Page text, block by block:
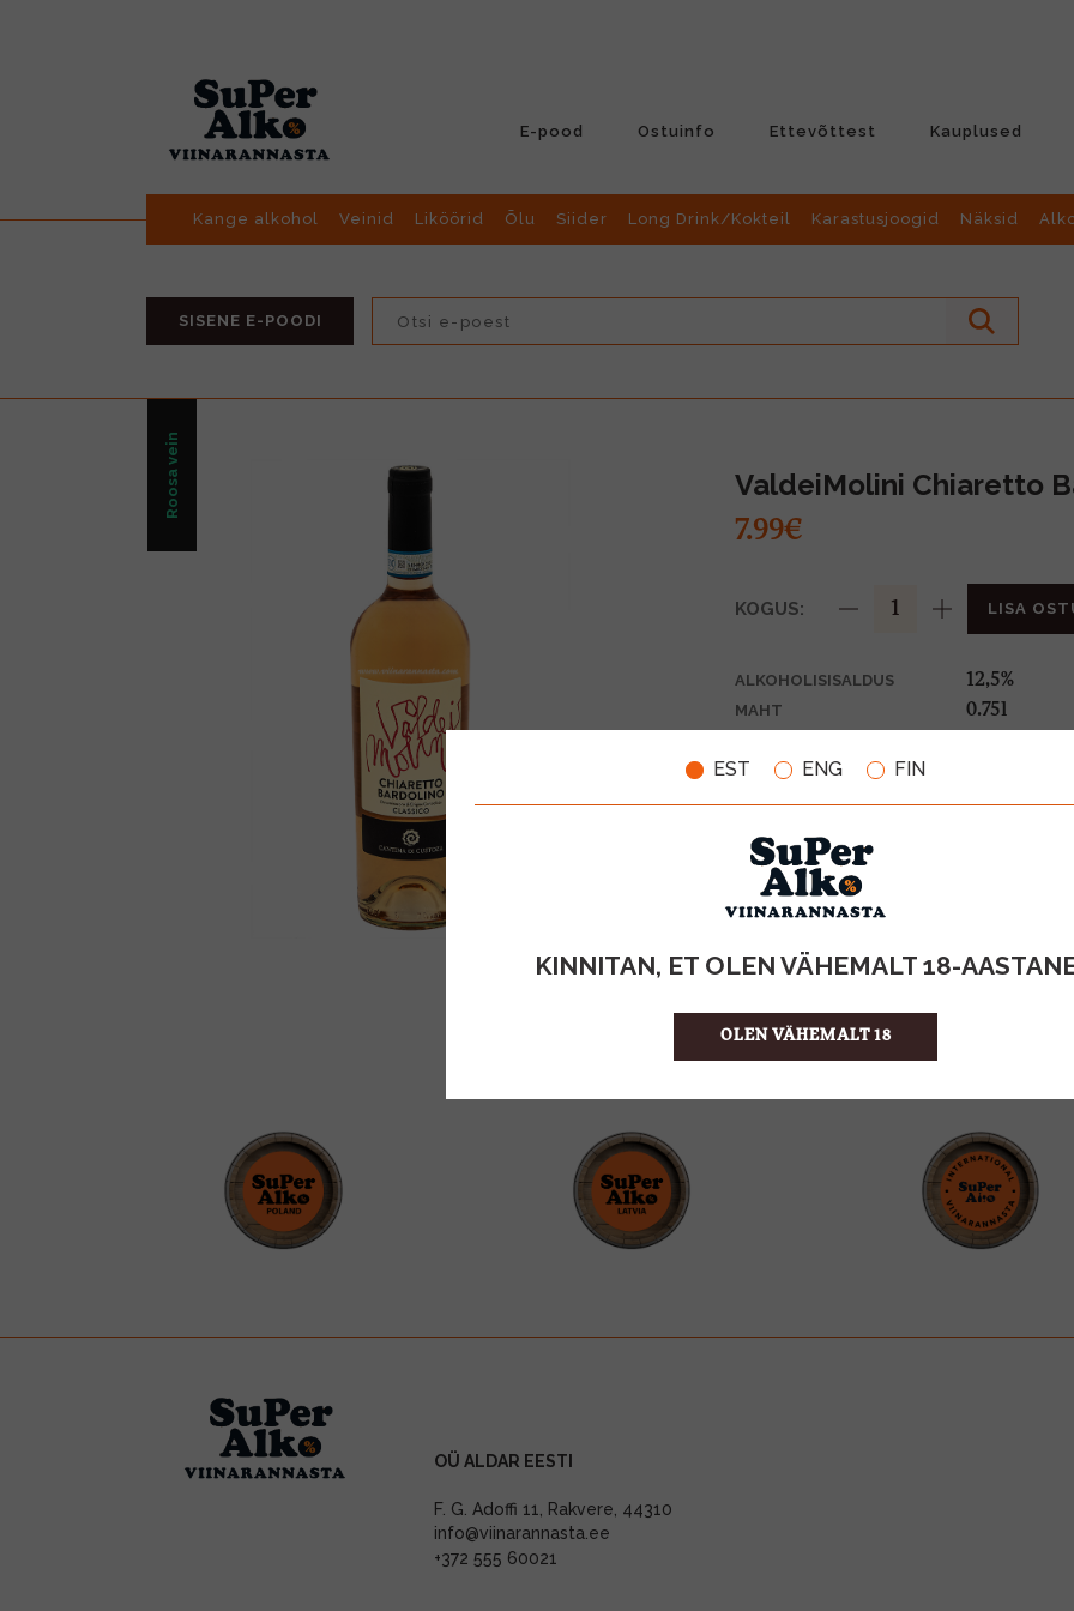
EST ENG FIN
KINNITAN, ET OLEN VÄHEMALT 18-
OLEN VÄHEMALT 18
E-pood Ostuinfo Ettevõttest Kauplused
Kange alkohol Veinid Liköörid Õlu Siider Long Drink/Kokteil Karastusjoogid Näksid
SISENE E-POODI
Roosa vein ValdeiMolini Chiaretto
7.99€
KOGUS: LISA
ALKOHOLISISALDUS 12,5%
MAHT 0.75l
TOOTE LIIK
ÜHIKU HIND
KOGUS KASTIS
OÜ ALDAR EESTI
F. G. Adoffi 11, Rakvere, 44310
info@viinarannasta.ee
+372 555 60021